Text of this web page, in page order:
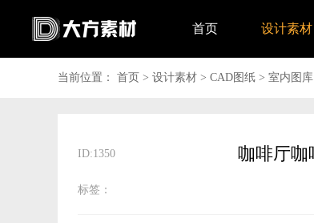
首页 设计素材
当前位置： 首页 > 设计素材 > CAD图纸 > 室内图库
ID:1350
标签：